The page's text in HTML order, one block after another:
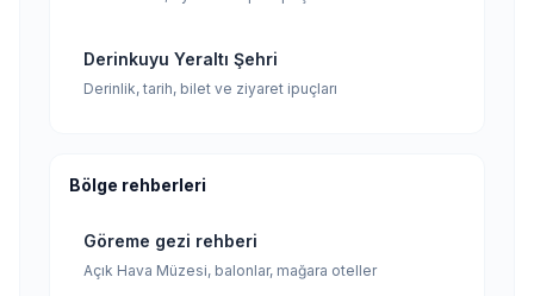
Derinkuyu Yeraltı Şehri
Derinlik, tarih, bilet ve ziyaret ipuçları
Bölge rehberleri
Göreme gezi rehberi
Açık Hava Müzesi, balonlar, mağara oteller